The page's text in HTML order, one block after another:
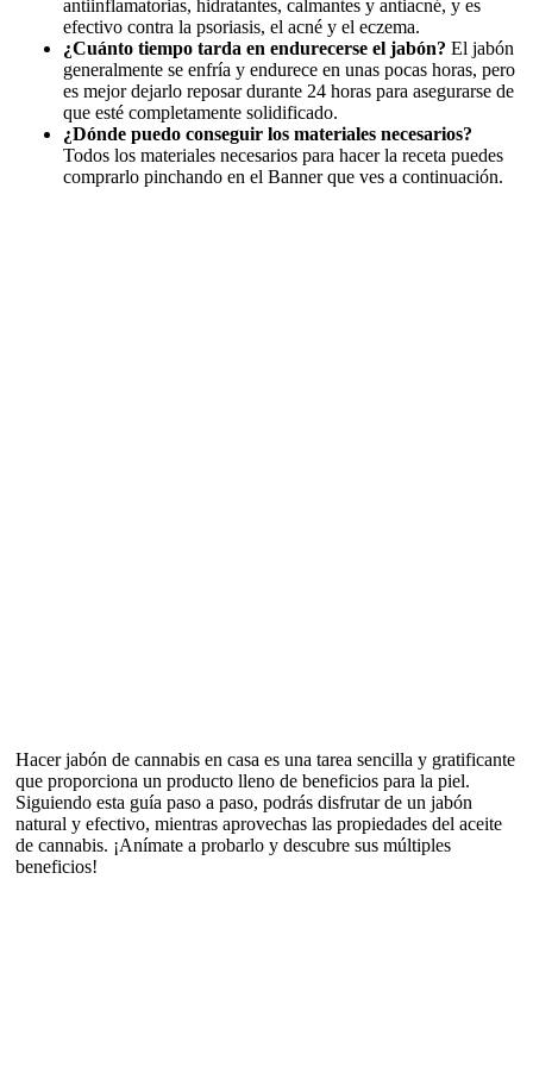
antiinflamatorias, hidratantes, calmantes y antiacné, y es
efectivo contra la psoriasis, el acné y el eczema.
¿Cuánto tiempo tarda en endurecerse el jabón? El jabón
generalmente se enfría y endurece en unas pocas horas, pero
es mejor dejarlo reposar durante 24 horas para asegurarse de
que esté completamente solidificado.
¿Dónde puedo conseguir los materiales necesarios?
Todos los materiales necesarios para hacer la receta puedes
comprarlo pinchando en el Banner que ves a continuación.
Hacer jabón de cannabis en casa es una tarea sencilla y gratificante
que proporciona un producto lleno de beneficios para la piel.
Siguiendo esta guía paso a paso, podrás disfrutar de un jabón
natural y efectivo, mientras aprovechas las propiedades del aceite
de cannabis. ¡Anímate a probarlo y descubre sus múltiples
beneficios!